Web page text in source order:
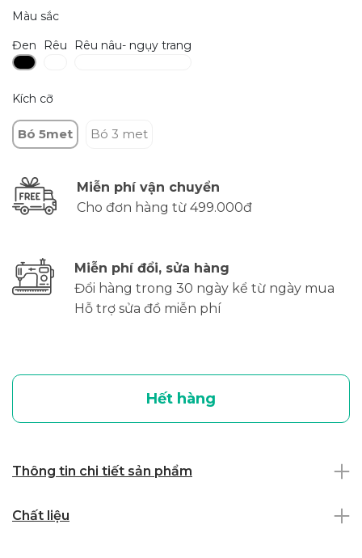
Màu sắc
Đen
Rêu Rêu nâu- ngụy trang
Kích cỡ
Bó 5met Bó 3 met
Miễn phí vận chuyển
Cho đơn hàng từ 499.000đ
Miễn phí đổi, sửa hàng
Đổi hàng trong 30 ngày kể từ ngày mua
Hỗ trợ sửa đồ miễn phí
Hết hàng
Thông tin chi tiết sản phẩm
Chất liệu